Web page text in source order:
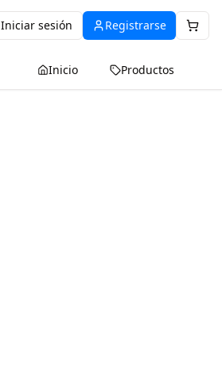
Iniciar sesión Registrarse
Inicio Productos